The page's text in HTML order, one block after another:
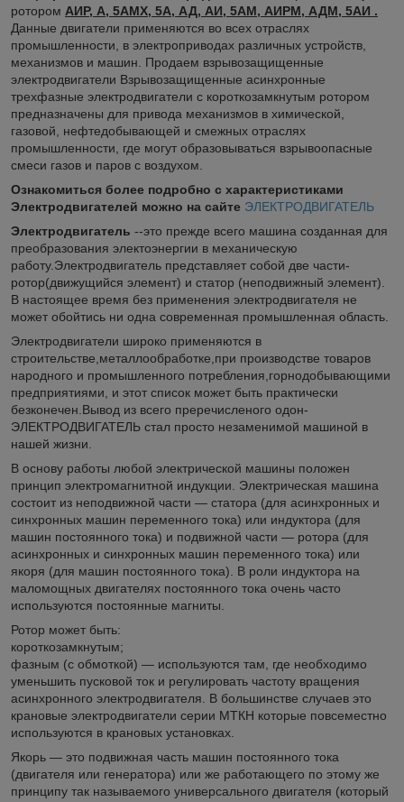
ротором АИР, А, 5АМХ, 5А, АД, АИ, 5АМ, АИРМ, АДМ, 5АИ .
Данные двигатели применяются во всех отраслях
промышленности, в электроприводах различных устройств,
механизмов и машин. Продаем взрывозащищенные
электродвигатели Взрывозащищенные асинхронные
трехфазные электродвигатели c короткозамкнутым ротором
предназначены для привода механизмов в химической,
газовой, нефтедобывающей и смежных отраслях
промышленности, где могут образовываться взрывоопасные
смеси газов и паров с воздухом.
Ознакомиться более подробно с характеристиками
Электродвигателей можно на сайте ЭЛЕКТРОДВИГАТЕЛЬ
Электродвигатель --это прежде всего машина созданная для
преобразования электоэнергии в механическую
работу.Электродвигатель представляет собой две части-
ротор(движущийся элемент) и статор (неподвижный элемент).
В настоящее время без применения электродвигателя не
может обойтись ни одна современная промышленная область.
Электродвигатели широко применяются в
строительстве,металлообработке,при производстве товаров
народного и промышленного потребления,горнодобывающими
предприятиями, и этот список может быть практически
безконечен.Вывод из всего преречисленого одон-
ЭЛЕКТРОДВИГАТЕЛЬ стал просто незаменимой машиной в
нашей жизни.
В основу работы любой электрической машины положен
принцип электромагнитной индукции. Электрическая машина
состоит из неподвижной части — статора (для асинхронных и
синхронных машин переменного тока) или индуктора (для
машин постоянного тока) и подвижной части — ротора (для
асинхронных и синхронных машин переменного тока) или
якоря (для машин постоянного тока). В роли индуктора на
маломощных двигателях постоянного тока очень часто
используются постоянные магниты.
Ротор может быть:
короткозамкнутым;
фазным (с обмоткой) — используются там, где необходимо
уменьшить пусковой ток и регулировать частоту вращения
асинхронного электродвигателя. В большинстве случаев это
крановые электродвигатели серии МТКН которые повсеместно
используются в крановых установках.
Якорь — это подвижная часть машин постоянного тока
(двигателя или генератора) или же работающего по этому же
принципу так называемого универсального двигателя (который